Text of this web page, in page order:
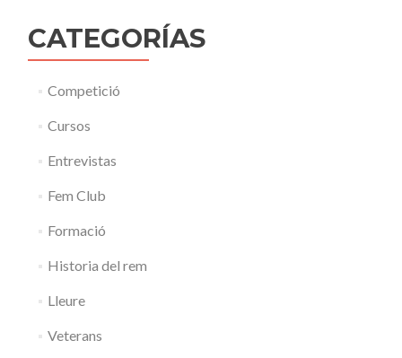
CATEGORÍAS
Competició
Cursos
Entrevistas
Fem Club
Formació
Historia del rem
Lleure
Veterans